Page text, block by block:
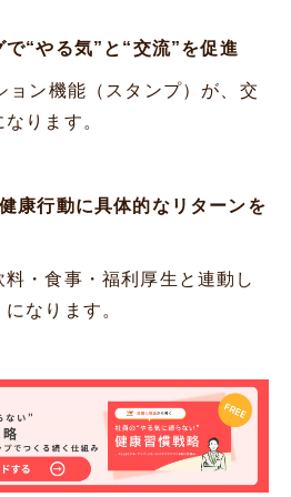
“やる気”と“交流”を促進
ョン機能（スタンプ）が、交
ります。
康行動に具体的なリターンを
・食事・福利厚生と連動し
なります。